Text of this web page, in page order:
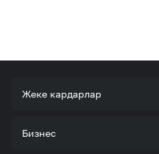
Жеке кардарлар
Тарифтер
Бизнес